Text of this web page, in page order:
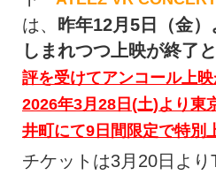
は、 昨年12月5日（金
しまれつつ上映が終了
評を受けてアンコール上
2026年3月28日(土)より東
井町にて9日間限定で特別
チケットは3月20日よ